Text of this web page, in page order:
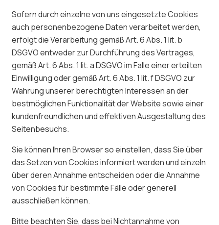
Sofern durch einzelne von uns eingesetzte Cookies
auch personenbezogene Daten verarbeitet werden,
erfolgt die Verarbeitung gemäß Art. 6 Abs. 1 lit. b
DSGVO entweder zur Durchführung des Vertrages,
gemäß Art. 6 Abs. 1 lit. a DSGVO im Falle einer erteilten
Einwilligung oder gemäß Art. 6 Abs. 1 lit. f DSGVO zur
Wahrung unserer berechtigten Interessen an der
bestmöglichen Funktionalität der Website sowie einer
kundenfreundlichen und effektiven Ausgestaltung des
Seitenbesuchs.
Sie können Ihren Browser so einstellen, dass Sie über
das Setzen von Cookies informiert werden und einzeln
über deren Annahme entscheiden oder die Annahme
von Cookies für bestimmte Fälle oder generell
ausschließen können.
Bitte beachten Sie, dass bei Nichtannahme von